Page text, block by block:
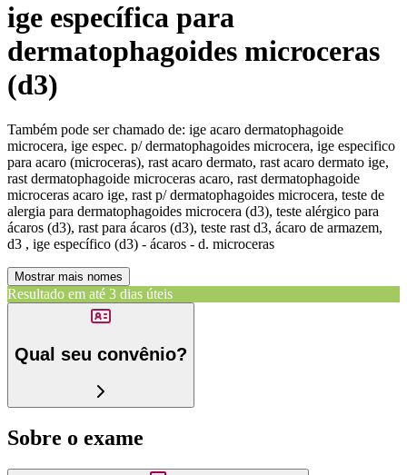
ige específica para
dermatophagoides microceras
(d3)
Também pode ser chamado de: ige acaro dermatophagoide
microcera, ige espec. p/ dermatophagoides microcera, ige especifico
para acaro (microceras), rast acaro dermato, rast acaro dermato ige,
rast dermatophagoide microceras acaro, rast dermatophagoide
microceras acaro ige, rast p/ dermatophagoides microcera, teste de
alergia para dermatophagoides microcera (d3), teste alérgico para
ácaros (d3), rast para ácaros (d3), teste rast d3, ácaro de armazem,
d3 , ige específico (d3) - ácaros - d. microceras
Mostrar mais nomes
Resultado em até 3 dias úteis
Qual seu convênio?
Sobre o exame